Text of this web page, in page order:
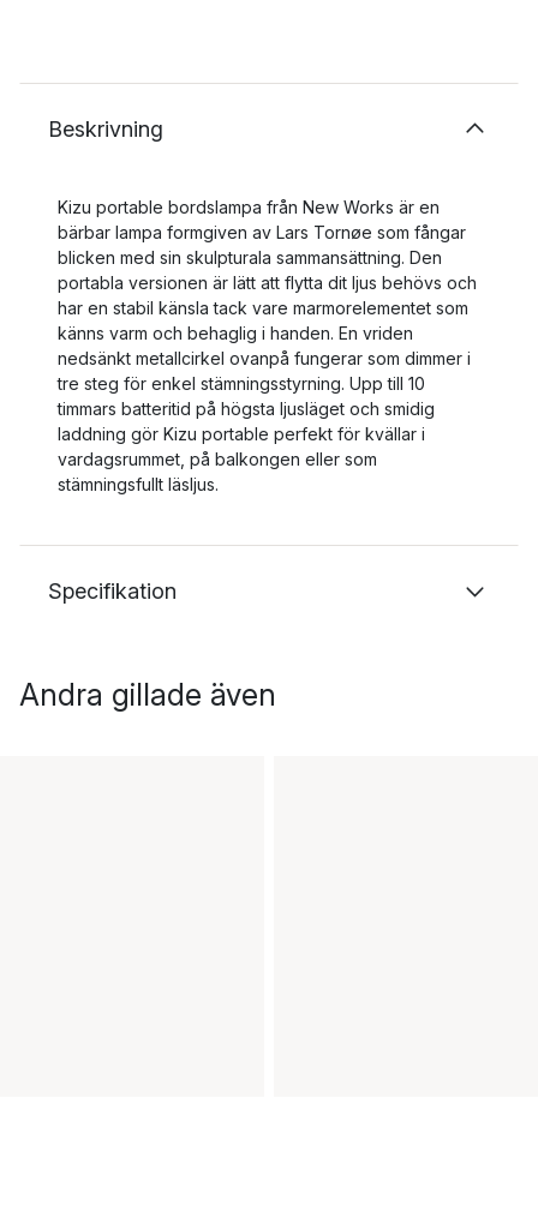
Beskrivning
Kizu portable bordslampa från New Works är en
bärbar lampa formgiven av Lars Tornøe som fångar
blicken med sin skulpturala sammansättning. Den
portabla versionen är lätt att flytta dit ljus behövs och
har en stabil känsla tack vare marmorelementet som
känns varm och behaglig i handen. En vriden
nedsänkt metallcirkel ovanpå fungerar som dimmer i
tre steg för enkel stämningsstyrning. Upp till 10
timmars batteritid på högsta ljusläget och smidig
laddning gör Kizu portable perfekt för kvällar i
vardagsrummet, på balkongen eller som
stämningsfullt läsljus.
Specifikation
Andra gillade även